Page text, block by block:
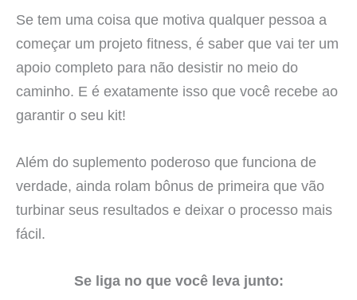
Se tem uma coisa que motiva qualquer pessoa a
começar um projeto fitness, é saber que vai ter um
apoio completo para não desistir no meio do
caminho. E é exatamente isso que você recebe ao
garantir o seu kit!
Além do suplemento poderoso que funciona de
verdade, ainda rolam bônus de primeira que vão
turbinar seus resultados e deixar o processo mais
fácil.
Se liga no que você leva junto: